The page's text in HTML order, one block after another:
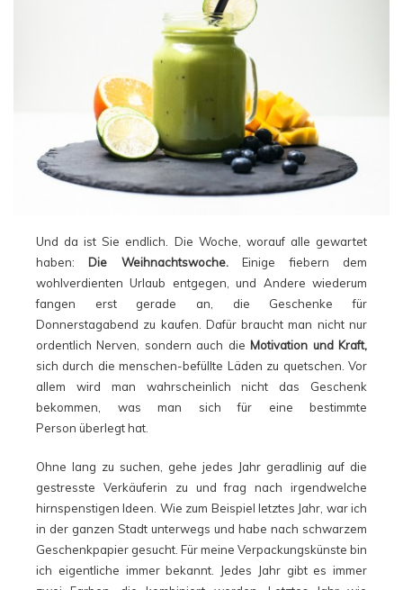
Und da ist Sie endlich. Die Woche, worauf alle gewartet
haben: Die Weihnachtswoche.Einige fiebern dem
wohlverdienten Urlaub entgegen, und Andere wiederum
fangen erst gerade an, die Geschenke für
Donnerstagabend zu kaufen. Dafür braucht man nicht nur
ordentlich Nerven, sondern auch die Motivation und Kraft,
sich durch die menschen-befüllte Läden zu quetschen. Vor
allem wird man wahrscheinlich nicht das Geschenk
bekommen, was man sich für eine bestimmte
Person überlegt hat.
Ohne lang zu suchen, gehe jedes Jahr geradlinig auf die
gestresste Verkäuferin zu und frag nach irgendwelche
hirnspenstigen Ideen. Wie zum Beispiel letztes Jahr, war ich
in der ganzen Stadt unterwegs und habe nach schwarzem
Geschenkpapier gesucht. Für meine Verpackungskünste bin
ich eigentliche immer bekannt. Jedes Jahr gibt es immer